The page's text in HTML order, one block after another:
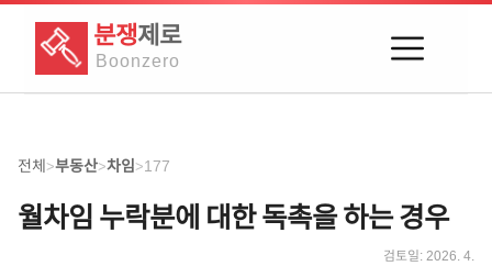
분쟁제로
Boonzero
전체>부동산>차임>177
월차임 누락분에 대한 독촉을 하는 경우
검토일:2026. 4.